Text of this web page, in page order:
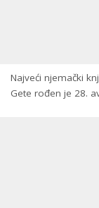
Najveći njemački
Gete rođen je 28.